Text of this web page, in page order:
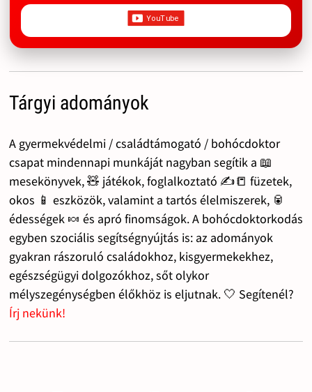
Tárgyi adományok
A gyermekvédelmi / családtámogató / bohócdoktor
csapat mindennapi munkáját nagyban segítik a 📖
mesekönyvek, 🧸 játékok, foglalkoztató ✍️📒 füzetek,
okos 📱 eszközök, valamint a tartós élelmiszerek, 🥫
édességek 🍬 és apró finomságok. A bohócdoktorkodás
egyben szociális segítségnyújtás is: az adományok
gyakran rászoruló családokhoz, kisgyermekekhez,
egészségügyi dolgozókhoz, sőt olykor
mélyszegénységben élőkhöz is eljutnak. 🤍 Segítenél?
Írj nekünk!